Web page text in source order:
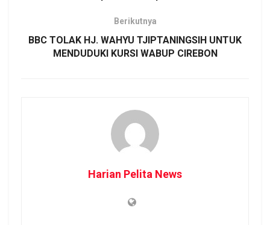
Berikutnya
BBC TOLAK HJ. WAHYU TJIPTANINGSIH UNTUK
MENDUDUKI KURSI WABUP CIREBON
Harian Pelita News